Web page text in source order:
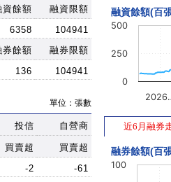
資餘額
融資限額
6358
104941
券餘額
融券限額
136 104941
單位：張數
投信 自營商
買賣超
買賣超
-2
-61
融資餘額(百
0
250
500
近6月融券
融券餘額(百
100